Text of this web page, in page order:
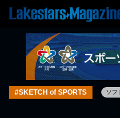
#SKETCH of SPORTS ソフ